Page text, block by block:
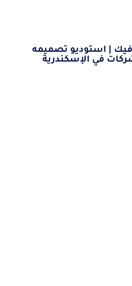
| استوديو تصميمه
في الإسكندرية